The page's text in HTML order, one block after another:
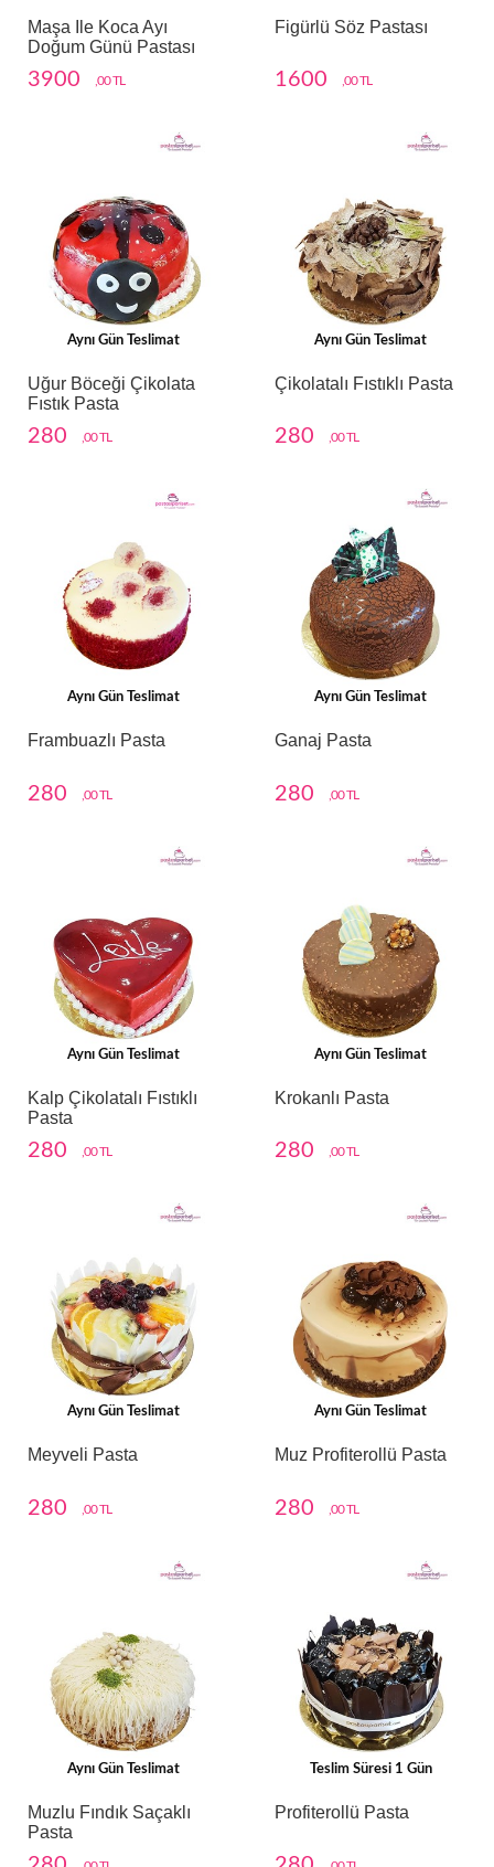
Maşa Ile Koca Ayı
Doğum Günü Pastası
3900 ,00 TL
Figürlü Söz Pastası
1600 ,00 TL
Aynı Gün Teslimat
Uğur Böceği Çikolata
Fıstık Pasta
280 ,00 TL
Aynı Gün Teslimat
Çikolatalı Fıstıklı Pasta
280 ,00 TL
Aynı Gün Teslimat
Frambuazlı Pasta
280 ,00 TL
Aynı Gün Teslimat
Ganaj Pasta
280 ,00 TL
Aynı Gün Teslimat
Kalp Çikolatalı Fıstıklı
Pasta
280 ,00 TL
Aynı Gün Teslimat
Krokanlı Pasta
280 ,00 TL
Aynı Gün Teslimat
Meyveli Pasta
280 ,00 TL
Aynı Gün Teslimat
Muz Profiterollü Pasta
280 ,00 TL
Aynı Gün Teslimat
Muzlu Fındık Saçaklı
Pasta
Teslim Süresi 1 Gün
Profiterollü Pasta